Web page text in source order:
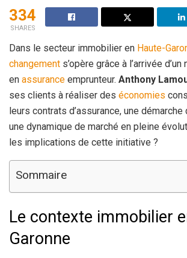
334
SHARES
Dans le secteur immobilier en Haute-
changement s’opère grâce à l’arrivée d’un
en assurance emprunteur. Anthony
ses clients à réaliser des économies
leurs contrats d’assurance, une démarche
une dynamique de marché en pleine
les implications de cette initiative ?
Sommaire
Le contexte immobilier
Garonne